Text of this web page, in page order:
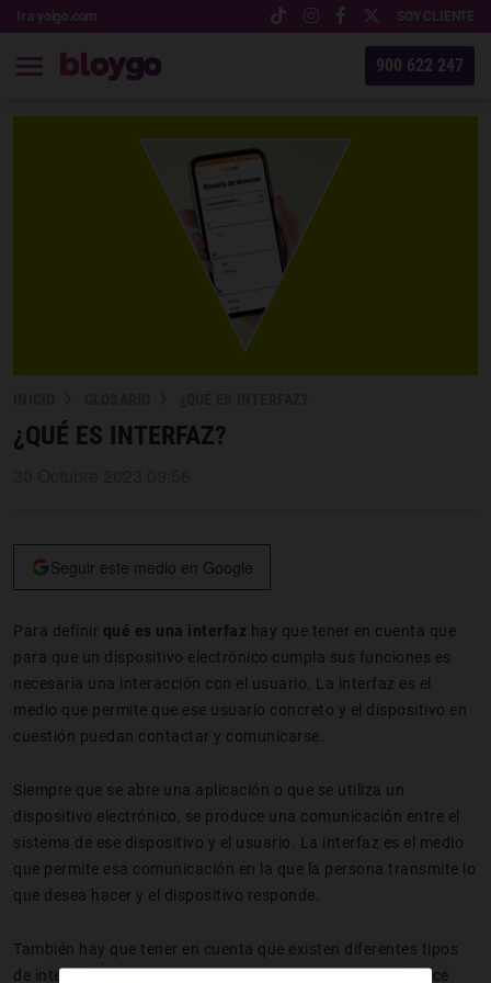
Ir a yoigo.com SOY CLIENTE
900 622 247
¿QUÉ ES INTERFAZ?
Seguir este medio en Google
Para definir qué es una interfaz hay que tener en cuenta que
para que un dispositivo electrónico cumpla sus funciones es
necesaria una interacción con el usuario. La interfaz es el
medio que permite que ese usuario concreto y el dispositivo en
cuestión puedan contactar y comunicarse.
Siempre que se abre una aplicación o que se utiliza un
dispositivo electrónico, se produce una comunicación entre el
sistema de ese dispositivo y el usuario. La interfaz es el medio
que permite esa comunicación en la que la persona transmite lo
que desea hacer y el dispositivo responde.
También hay que tener en cuenta que existen diferentes tipos
de interfaz, una de ellas es la interfaz de
que hace